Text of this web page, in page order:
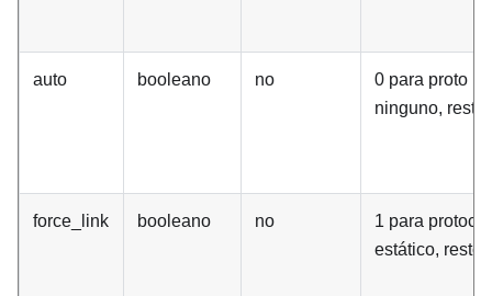
auto booleano no
0 para proto
ninguno, resto
force_link booleano no
1 para
estático, resto